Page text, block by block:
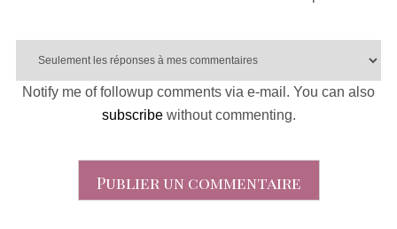
Notify me of followup comments via e-mail. You can also
subscribewithout commenting.